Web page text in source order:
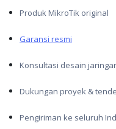
Produk MikroTik original
Garansi resmi
Konsultasi desain
Dukungan proyek &
Pengiriman ke seluruh